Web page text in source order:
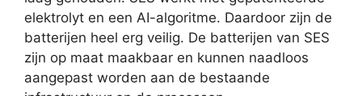
elektrolyt en een AI-algoritme. Daardoor zijn de
batterijen heel erg veilig. De batterijen van SES
zijn op maat maakbaar en kunnen naadloos
aangepast worden aan de bestaande